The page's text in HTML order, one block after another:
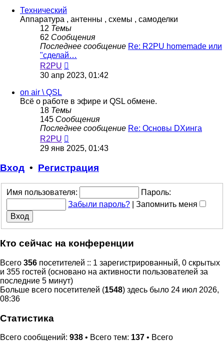
Технический
Аппаратура , антенны , схемы , самоделки
12 Темы
62 Сообщения
Последнее сообщение Re: R2PU homemade или
"сделай…
R2PU
к
30 апр 2023, 01:42
on air \ QSL
Всё о работе в эфире и QSL обмене.
18 Темы
145 Сообщения
Последнее сообщение Re: Основы DXинга
R2PU
к
сообщению
29 янв 2025, 01:43
Вход • Регистрация
Имя пользователя:
Пароль:
Забыли пароль?
Запомнить меня
Кто сейчас на конференции
Всего 356 посетителей :: 1 зарегистрированный, 0 скрытых
и 355 гостей (основано на активности пользователей за
последние 5 минут)
Больше всего посетителей (1548) здесь было 24 июл 2026,
08:36
Статистика
Всего сообщений: 938 • Всего тем: 137 • Всего